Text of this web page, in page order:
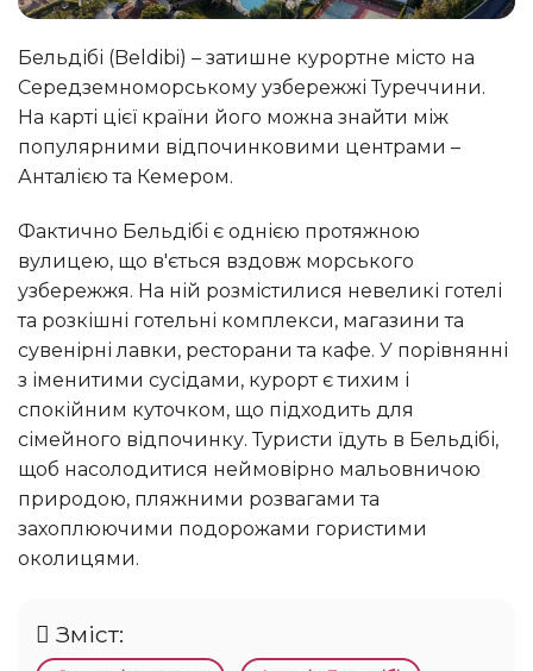
Бельдібі (Beldibi) – затишне курортне місто на
Середземноморському узбережжі Туреччини.
На карті цієї країни його можна знайти між
популярними відпочинковими центрами –
Анталією та Кемером.
Фактично Бельдібі є однією протяжною
вулицею, що в'ється вздовж морського
узбережжя. На ній розмістилися невеликі готелі
та розкішні готельні комплекси, магазини та
сувенірні лавки, ресторани та кафе. У порівнянні
з іменитими сусідами, курорт є тихим і
спокійним куточком, що підходить для
сімейного відпочинку. Туристи їдуть в Бельдібі,
щоб насолодитися неймовірно мальовничою
природою, пляжними розвагами та
захоплюючими подорожами гористими
околицями.
Зміст: